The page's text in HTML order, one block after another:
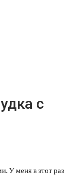
с
У меня в этот раз